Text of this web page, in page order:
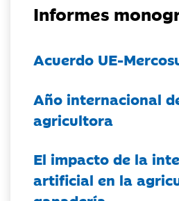
Informes
Acuerdo UE-
Año internacional
agricultora
El impacto de la
artificial en la